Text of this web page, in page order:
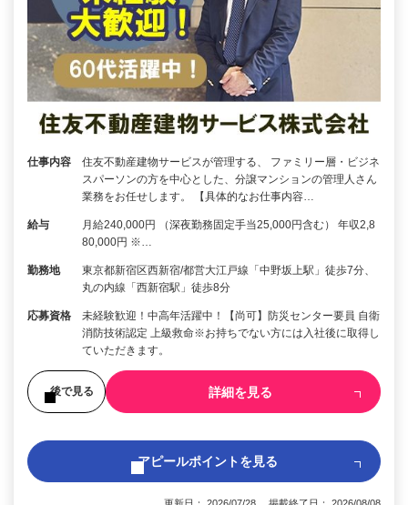
仕事内容
住友不動産建物サービスが管理する、 ファミリー層・ビジネ
スパーソンの方を中心とした、分譲マンションの管理人さん
業務をお任せします。 【具体的なお仕事内容…
給与
月給240,000円 （深夜勤務固定手当25,000円含む） 年収2,8
80,000円 ※…
勤務地
東京都新宿区西新宿/都営大江戸線「中野坂上駅」徒歩7分、
丸の内線「西新宿駅」徒歩8分
応募資格
未経験歓迎！中高年活躍中！【尚可】防災センター要員 自衛
消防技術認定 上級救命※お持ちでない方には入社後に取得し
ていただきます。
後で見る 詳細を見る
アピールポイントを見る